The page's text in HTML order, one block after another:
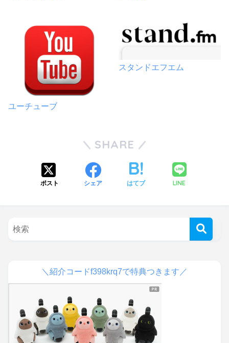
ユーチューブ
スタンドエフエム
SHARE
ポスト シェア はてブ LINE
＼紹介コードf398krq7で特典つきます／